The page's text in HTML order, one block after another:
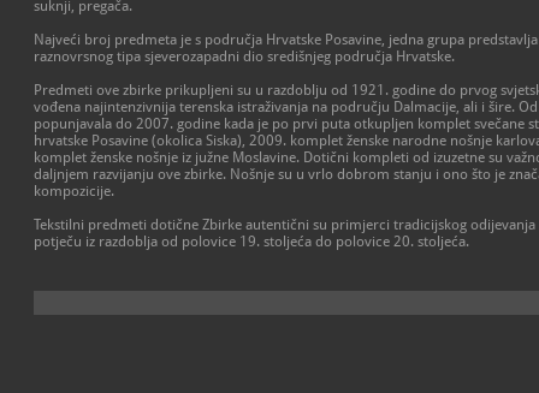
suknji, pregača.
Najveći broj predmeta je s područja Hrvatske Posavine, jedna grupa
raznovrsnog tipa sjeverozapadni dio središnjeg područja Hrvatske.
Predmeti ove zbirke prikupljeni su u razdoblju od 1921. godine do prvog
vođena najintenzivnija terenska istraživanja na području Dalmacije, ali i šire.
popunjavala do 2007. godine kada je po prvi puta otkupljen komplet svečane
hrvatske Posavine (okolica Siska), 2009. komplet ženske narodne nošnje
komplet ženske nošnje iz južne Moslavine. Dotični kompleti od izuzetne su
daljnjem razvijanju ove zbirke. Nošnje su u vrlo dobrom stanju i ono što je
kompozicije.
Tekstilni predmeti dotične Zbirke autentični su primjerci tradicijskog odijevanja
potječu iz razdoblja od polovice 19. stoljeća do polovice 20. stoljeća.